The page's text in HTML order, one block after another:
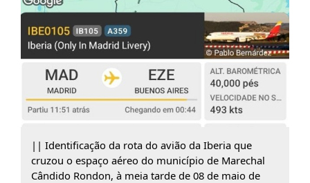
|| Identificação da rota do avião da Iberia que
cruzou o espaço aéreo do município de Marechal
Cândido Rondon, à meia tarde de 08 de maio de